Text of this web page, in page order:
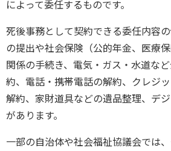
によって委任するものです。
死後事務として契約できる委任内容
の提出や社会保険（公的年金、医療保
関係の手続き、電気・ガス・水道な
約、電話・携帯電話の解約、クレジ
解約、家財道具などの遺品整理、デ
があります。
一部の自治体や社会福祉協議会では